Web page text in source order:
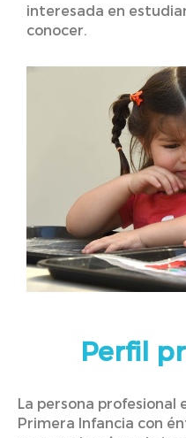
interesada en
conocer.
Perfil
La persona profesional
Primera Infancia con